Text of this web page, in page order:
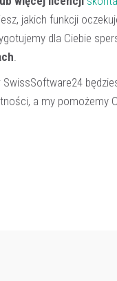
jakich funkcji
dla Ciebie
.
SwissSoftware24
a my pomożemy